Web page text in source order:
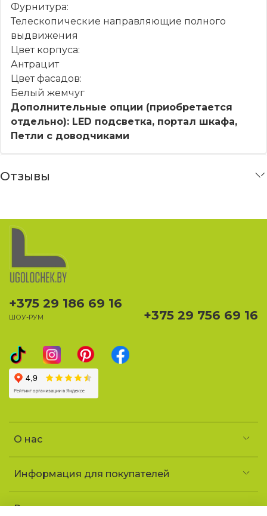
Фурнитура:
Телескопические направляющие полного
выдвижения
Цвет корпуса:
Антрацит
Цвет фасадов:
Белый жемчуг
Дополнительные опции (приобретается
отдельно): LED подсветка, портал шкафа,
Петли с доводчиками
Отзывы
О нас
Информация для покупателей
Реквизиты и контакты
+375 29 186 69 16
ШОУ-РУМ +375 29 756 69 16